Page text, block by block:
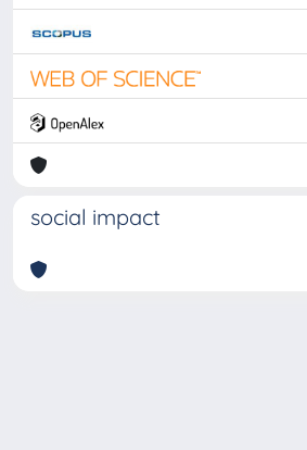
social impact